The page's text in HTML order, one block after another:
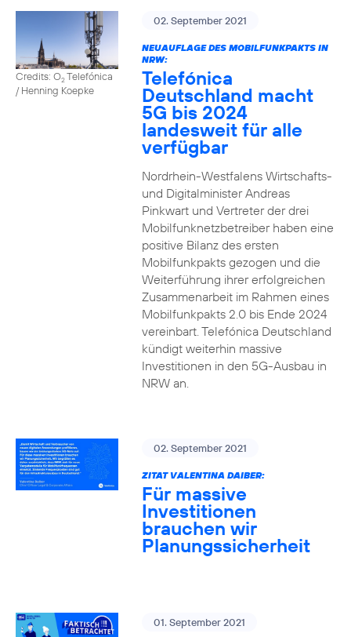
Credits: O2Telefónica
/ Henning Koepke
02. September 2021
NEUAUFLAGE DES MOBILFUNKPAKTS IN
NRW:
Telefónica
Deutschland macht
5G bis 2024
landesweit für alle
verfügbar
Nordrhein-Westfalens Wirtschafts-
und Digitalminister Andreas
Pinkwart und Vertreter der drei
Mobilfunknetzbetreiber haben eine
positive Bilanz des ersten
Mobilfunkpakts gezogen und die
Weiterführung ihrer erfolgreichen
Zusammenarbeit im Rahmen eines
Mobilfunkpakts 2.0 bis Ende 2024
vereinbart. Telefónica Deutschland
kündigt weiterhin massive
Investitionen in den 5G-Ausbau in
NRW an.
02. September 2021
ZITAT VALENTINA DAIBER:
Für massive
Investitionen
brauchen wir
Planungssicherheit
01. September 2021